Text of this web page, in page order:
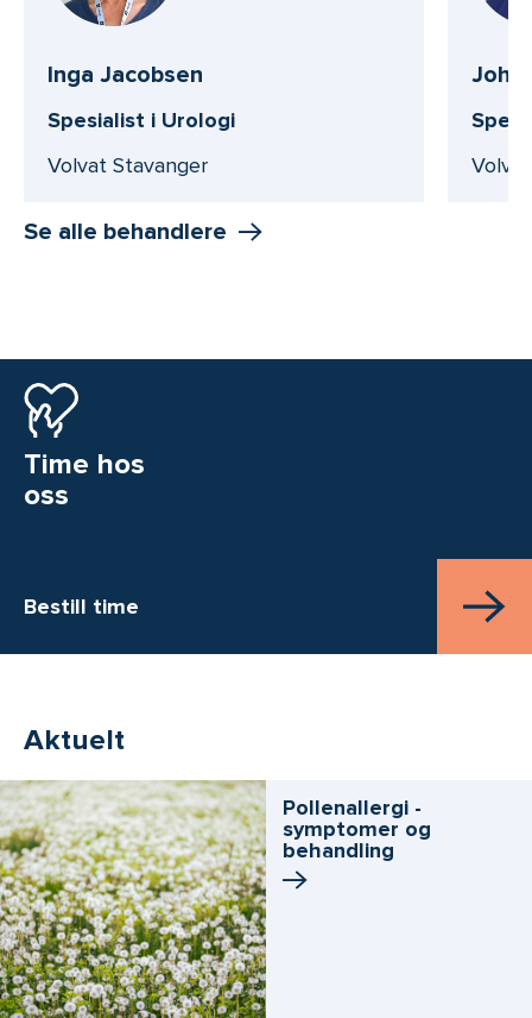
Inga Jacobsen
Spesialist i Urologi
Volvat Stavanger
John
Se alle behandlere
Time hos
oss
Bestill time
Aktuelt
Pollenallergi -
symptomer og
behandling